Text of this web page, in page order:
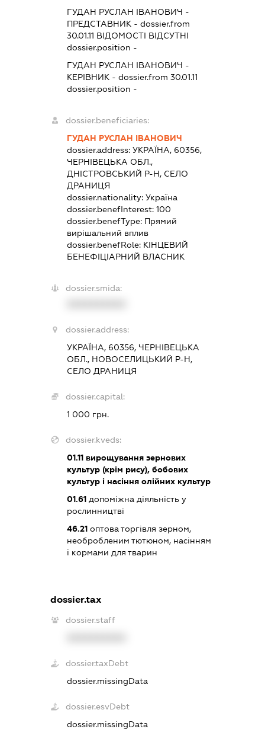
ГУДАН РУСЛАН ІВАНОВИЧ -
ПРЕДСТАВНИК- dossier.from
30.01.11 ВІДОМОСТІ ВІДСУТНІ
dossier.position -
ГУДАН РУСЛАН ІВАНОВИЧ -
КЕРІВНИК- dossier.from 30.01.11
dossier.position -
dossier.beneficiaries:
ГУДАН РУСЛАН ІВАНОВИЧ
dossier.address: УКРАЇНА, 60356,
ЧЕРНІВЕЦЬКА ОБЛ.,
ДНІСТРОВСЬКИЙ Р-Н, СЕЛО
ДРАНИЦЯ
dossier.nationality: Україна
dossier.benefInterest: 100
dossier.benefType: Прямий
вирішальний вплив
dossier.benefRole: КІНЦЕВИЙ
БЕНЕФІЦІАРНИЙ ВЛАСНИК
dossier.smida:
dossier.address:
УКРАЇНА, 60356, ЧЕРНІВЕЦЬКА
ОБЛ., НОВОСЕЛИЦЬКИЙ Р-Н,
СЕЛО ДРАНИЦЯ
dossier.capital:
1 000 грн.
dossier.kveds:
01.11вирощування зернових
культур (крім рису), бобових
культур і насіння олійних культур
01.61допоміжна діяльність у
рослинництві
46.21оптова торгівля зерном,
необробленим тютюном, насінням
і кормами для тварин
dossier.tax
dossier.staff
dossier.taxDebt
dossier.missingData
dossier.esvDebt
dossier.missingData